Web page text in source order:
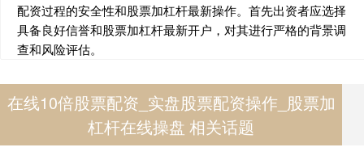
配资过程的安全性和股票加杠杆最新操作。首先出资者应选择
具备良好信誉和股票加杠杆最新开户，对其进行严格的背景调
查和风险评估。
在线10倍股票配资_实盘股票配资操作_股票加
杠杆在线操盘 相关话题